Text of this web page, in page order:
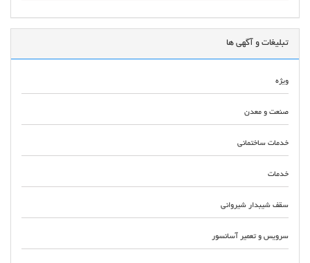
تبلیغات و آگهی ها
ویژه
صنعت و معدن
خدمات ساختمانی
خدمات
سقف شیبدار شیروانی
سرویس و تعمیر آسانسور